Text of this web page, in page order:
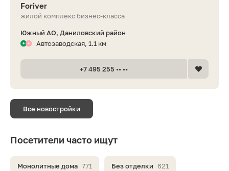
Foriver
жилой комплекс бизнес-класса
Южный АО, Даниловский район
Автозаводская, 1.1 км
+7 495 255 •• ••
Все новостройки
Посетители часто ищут
Монолитные дома 771 Без отделки 621